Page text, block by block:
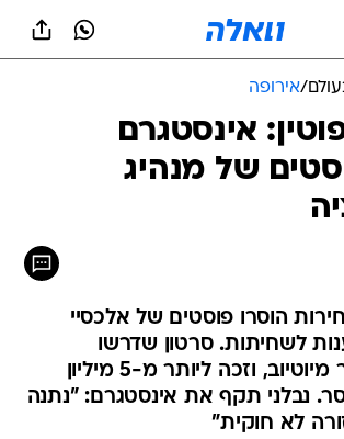
/אירופה
אינסטגרם
של מנהיג
הוסרו פוסטים של אלכסיי
לשחיתות. סרטון שדרשו
הרשויות להסיר מיוטיוב, וזכה ליותר מ-5 מיליון
נבלני תקף את אינסטגרם: "נתנה
לא חוקית"